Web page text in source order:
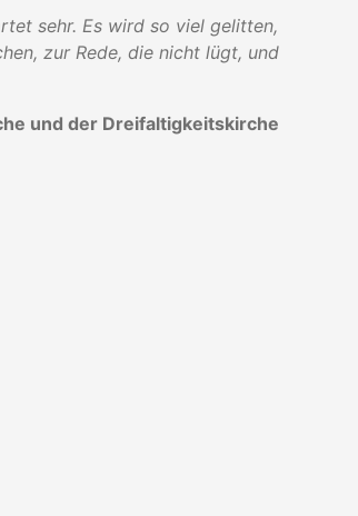
sehr. Es wird so viel gelitten,
zur Rede, die nicht lügt, und
und der Dreifaltigkeitskirche